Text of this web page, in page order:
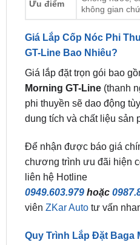
Giá Lắp Cốp Nóc Phi
Giá lắp đặt trọn gói bao
Morning GT-Line(thanh
phi thuyền sẽ dao động
dung tích và chất liệu sản
Để nhận được báo giá
liên hệ Hotline
0949.603.979hoặc
viênZKar Auto
Quy Trình Lắp Đặt Baga
Khảo sát và tư vấn: